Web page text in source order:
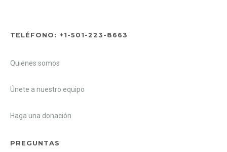
TELÉFONO: +1-501-223-8663
Quienes somos
Únete a nuestro equipo
Haga una donación
PREGUNTAS